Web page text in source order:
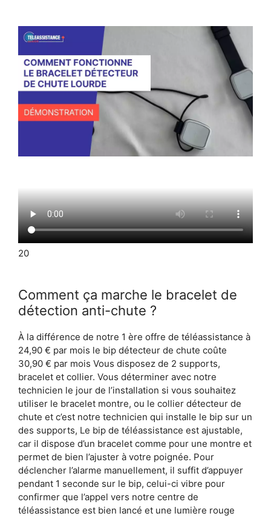
20
Comment ça marche le bracelet de
détection anti-chute ?
À la différence de notre 1 ère offre de téléassistance à
24,90 € par mois le bip détecteur de chute coûte
30,90 € par mois Vous disposez de 2 supports,
bracelet et collier. Vous déterminer avec notre
technicien le jour de l’installation si vous souhaitez
utiliser le bracelet montre, ou le collier détecteur de
chute et c’est notre technicien qui installe le bip sur un
des supports, Le bip de téléassistance est ajustable,
car il dispose d’un bracelet comme pour une montre et
permet de bien l’ajuster à votre poignée. Pour
déclencher l’alarme manuellement, il suffit d’appuyer
pendant 1 seconde sur le bip, celui-ci vibre pour
confirmer que l’appel vers notre centre de
téléassistance est bien lancé et une lumière rouge